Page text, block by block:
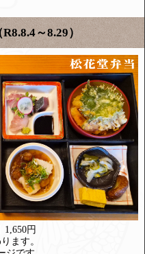
～8.29）
1,650円
ます。